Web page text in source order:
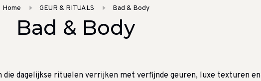
Home GEUR & RITUALS Bad & Body
Bad & Body
die dagelijkse rituelen verrijken met verfijnde geuren, luxe texturen en